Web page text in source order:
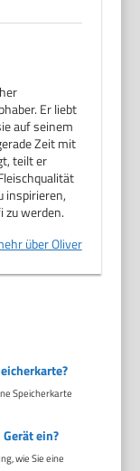
Er liebt
auf seinem
Zeit mit
teilt er
inspirieren,
zu werden.
über Oliver
Speicherkarte
ein?
wie Sie eine